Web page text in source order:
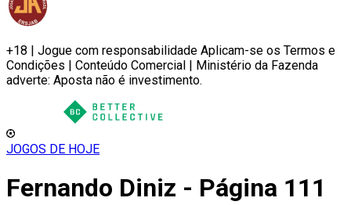
+18 | Jogue com responsabilidade Aplicam-se os Termos e
Condições | Conteúdo Comercial | Ministério da Fazenda
adverte: Aposta não é investimento.
JOGOS DE HOJE
Fernando Diniz - Página 111